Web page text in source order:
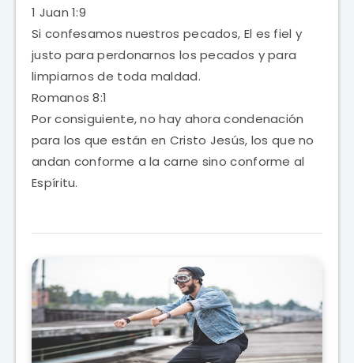
1 Juan 1:9
Si confesamos nuestros pecados, El es fiel y
justo para perdonarnos los pecados y para
limpiarnos de toda maldad.
Romanos 8:1
Por consiguiente, no hay ahora condenación
para los que están en Cristo Jesús, los que no
andan conforme a la carne sino conforme al
Espíritu.